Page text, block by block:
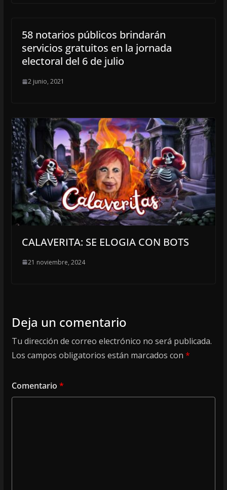
58 notarios públicos brindarán
servicios gratuitos en la jornada
electoral del 6 de julio
2 junio, 2021
CALAVERITA: SE ELOGIA CON BOTS
21 noviembre, 2024
Deja un comentario
Tu dirección de correo electrónico no será publicada.
Los campos obligatorios están marcados con *
Comentario *